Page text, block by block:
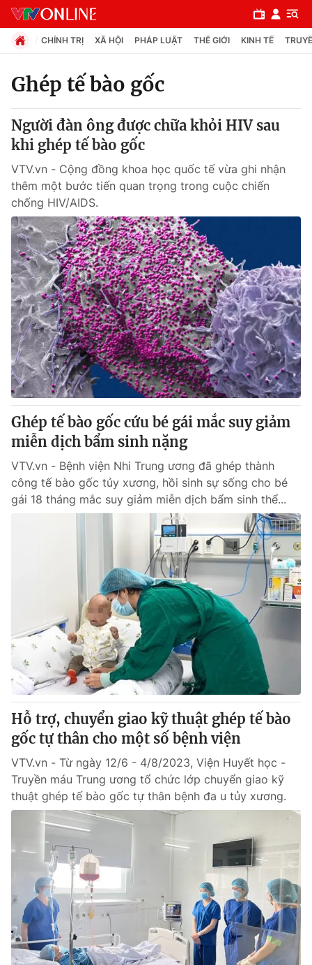
Chuyên mục
Chính trị
Xã hội
Pháp luật
Y tế
Thế giới
Tin tức
Thế giới đó đây
Câu chuyện quốc tế
Kinh tế
Tài chính
Thị trường
Góc doanh nghiệp
Dữ liệu và đời sống
Truyền hình
Phim VTV
Hậu trường
Nhân vật
Giải trí
Điện ảnh
Đời sống
Chất lượng cuộc sống
Học trực tuyến
Hitech Công nghệ tương lai
Sản phẩm
Thị trường
Tư vấn
Giao lưu trực tuyến
Lịch phát sóng
Chuyên mục khác
Emagazine Podcast
Photo Infographic
Video
VTV Money VTV Thể thao
VTV Sức khoẻ Bất động sản
Thị trường 24h Tấm lòng Việt
CHÍNH TRỊ XÃ HỘI PHÁP LUẬT THẾ GIỚI KINH TẾ
Ghép tế bào gốc
Người đàn ông được chữa khỏi HIV sau
khi ghép tế bào gốc
VTV.vn - Cộng đồng khoa học quốc tế vừa ghi nhận
thêm một bước tiến quan trọng trong cuộc chiến
chống HIV/AIDS.
Ghép tế bào gốc cứu bé gái mắc suy giảm
miễn dịch bẩm sinh nặng
VTV.vn - Bệnh viện Nhi Trung ương đã ghép thành
công tế bào gốc tủy xương, hồi sinh sự sống cho bé
gái 18 tháng mắc suy giảm miễn dịch bẩm sinh thể...
Hỗ trợ, chuyển giao kỹ thuật ghép tế bào
gốc tự thân cho một số bệnh viện
VTV.vn - Từ ngày 12/6 - 4/8/2023, Viện Huyết học -
Truyền máu Trung ương tổ chức lớp chuyển giao kỹ
thuật ghép tế bào gốc tự thân bệnh đa u tủy xương.